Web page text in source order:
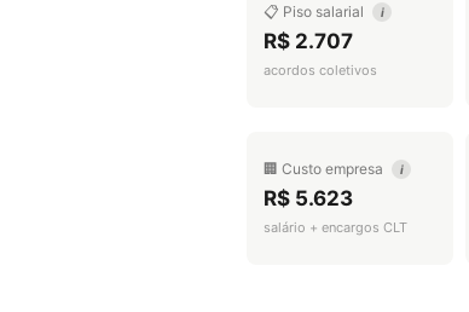
📋 Piso salarial i
R$ 2.707
acordos coletivos
🏢 Custo empresa i
R$ 5.623
salário + encargos CLT